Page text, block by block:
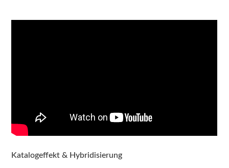
Katalogeffekt & Hybridisierung